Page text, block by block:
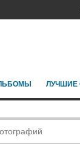
ЛУЧШИЕ